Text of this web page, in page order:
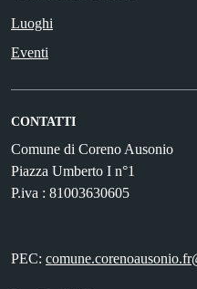
Luoghi
Eventi
CONTATTI
Comune di Coreno Ausonio
Piazza Umberto I n°1
P.iva : 81003630605
PEC: